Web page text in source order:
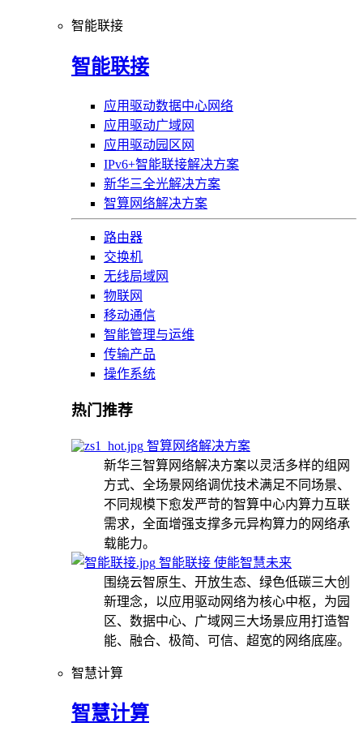
智能联接
智能联接
应用驱动数据中心网络
应用驱动广域网
应用驱动园区网
IPv6+智能联接解决方案
新华三全光解决方案
智算网络解决方案
路由器
交换机
无线局域网
物联网
移动通信
智能管理与运维
传输产品
操作系统
热门推荐
智算网络解决方案
新华三智算网络解决方案以灵活多样的组网
方式、全场景网络调优技术满足不同场景、
不同规模下愈发严苛的智算中心内算力互联
需求，全面增强支撑多元异构算力的网络承
载能力。
智能联接 使能智慧未来
围绕云智原生、开放生态、绿色低碳三大创
新理念，以应用驱动网络为核心中枢，为园
区、数据中心、广域网三大场景应用打造智
能、融合、极简、可信、超宽的网络底座。
智慧计算
智慧计算